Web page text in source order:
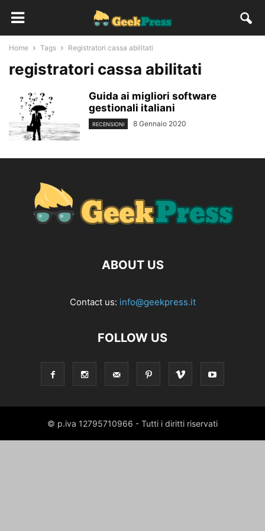
Home Tags Registratori cassa abilitati
registratori cassa abilitati
Guida ai migliori software
gestionali italiani
RECENSIONI 8 Gennaio 2020
ABOUT US
Contact us: info@geekpress.it
FOLLOW US
© p.iva 12795710966 - Tutti i diritti riservati